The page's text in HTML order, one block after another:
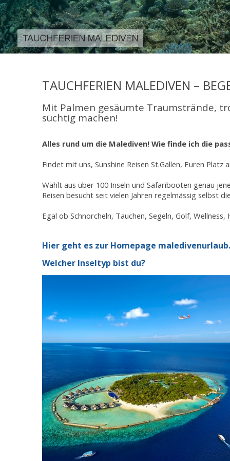
TAUCHFERIEN MALEDIVEN –
Mit Palmen gesäumte Traumstrände,
süchtig machen!
Alles rund um die Malediven! Wie finde ich die
Findet mit uns, Sunshine Reisen St.Gallen, Euren
Wählt aus über 100 Inseln und Safaribooten genau
Reisen besucht seit vielen Jahren regelmässig selbst
Egal ob Schnorcheln, Tauchen, Segeln, Golf,
Hier geht es zur Homepage
Welcher Inseltyp bist du?